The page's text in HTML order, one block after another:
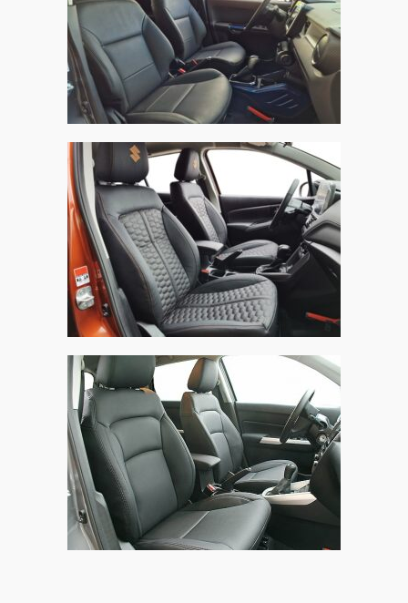
Suzuki Ignis, Alba Buffalino Leder Antraciet
Suzuki S-Cross, Alba Buffalino Leder Zwart
Suzuki Vitara, Alba eco-leather Zwart